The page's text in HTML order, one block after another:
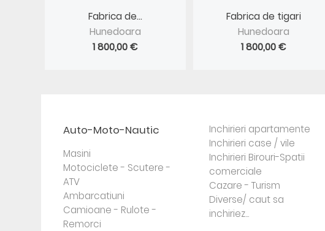
Fabrica de...
Hunedoara
1 800,00 €
Fabrica de tigari
Hunedoara
1 800,00 €
Auto-Moto-Nautic
Masini
Motociclete - Scutere -
ATV
Ambarcatiuni
Camioane - Rulote -
Remorci
Inchirieri apartamente
Inchirieri case / vile
Inchirieri Birouri-Spatii
comerciale
Cazare - Turism
Diverse/ caut sa
inchiriez...